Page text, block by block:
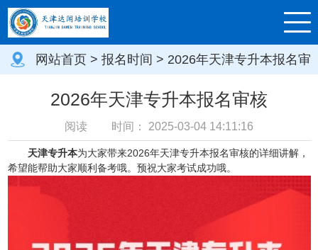
网站首页 > 报名时间 > 2026年天津专升本报名审
2026年天津专升本报名审核
阅读 时间： 2025-03-04 14:11:16
天津专升本为大家带来2026年天津专升本报名审核的详细讲解，
希望能帮助大家顺利备考哦。预祝大家考试成功哦。